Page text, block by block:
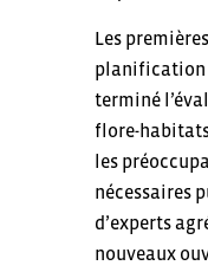
Les
planification
terminé
flore-habitats
les
nécessaires
d’experts
nouveaux